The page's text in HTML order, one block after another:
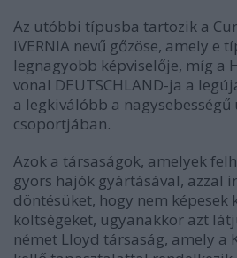
Az utóbbi típusba tartozik a
IVERNIA nevű gőzöse, amely e
legnagyobb képviselője, míg a
vonal DEUTSCHLAND-ja a
a legkiválóbb a
csoportjában.
Azok a társaságok, amelyek
gyors hajók gyártásával, azzal
döntésüket, hogy nem képesek
költségeket, ugyanakkor azt
német Lloyd társaság, amely a